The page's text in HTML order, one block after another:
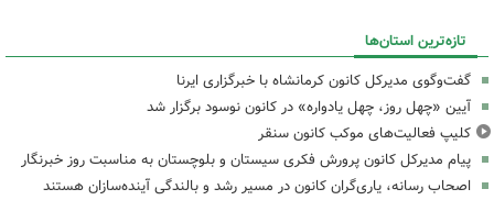
تازه‌ترین استان‌ها
گفت‌وگوی مدیرکل کانون کرمانشاه با خبرگزاری ایرنا
آیین «چهل روز، چهل یادواره» در کانون نوسود برگزار شد
کلیپ فعالیت‌های موکب کانون سنقر
پیام مدیرکل کانون پرورش فکری سیستان و بلوچستان به مناسبت روز خبرنگار
اصحاب رسانه، یاری‌گران کانون در مسیر رشد و بالندگی آینده‌سازان هستند